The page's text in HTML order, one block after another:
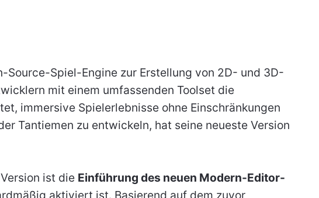
Source-Spiel-Engine zur Erstellung von 2D- und 3D-
mit einem umfassenden Toolset die
immersive Spielerlebnisse ohne Einschränkungen
Tantiemen zu entwickeln, hat seine neueste Version
ist die Einführung des neuen Modern-Editor-
aktiviert ist. Basierend auf dem zuvor